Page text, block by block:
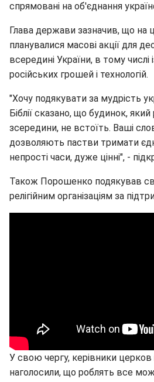
спрямовані на об'єднання
Глава держави зазначив, що на
планувалися масові акції для
всередині України, в тому числі
російських грошей і технологій.
"Хочу подякувати за мудрість
Біблії сказано, що будинок,
зсередини, не встоїть. Ваші
дозволяють пастви тримати
непрості часи, дуже цінні", -
Також Порошенко подякував
релігійним організаціям за
У свою чергу, керівники церков і
наголосили, що роблять все